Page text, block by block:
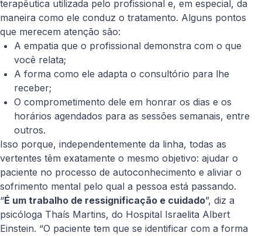
terapêutica utilizada pelo profissional e, em especial, da
maneira como ele conduz o tratamento. Alguns pontos
que merecem atenção são:
A empatia que o profissional demonstra com o que
você relata;
A forma como ele adapta o consultório para lhe
receber;
O comprometimento dele em honrar os dias e os
horários agendados para as sessões semanais, entre
outros.
Isso porque, independentemente da linha, todas as
vertentes têm exatamente o mesmo objetivo: ajudar o
paciente no processo de autoconhecimento e aliviar o
sofrimento mental pelo qual a pessoa está passando.
“É um trabalho de ressignificação e cuidado”, diz a
psicóloga Thaís Martins, do Hospital Israelita Albert
Einstein. “O paciente tem que se identificar com a forma